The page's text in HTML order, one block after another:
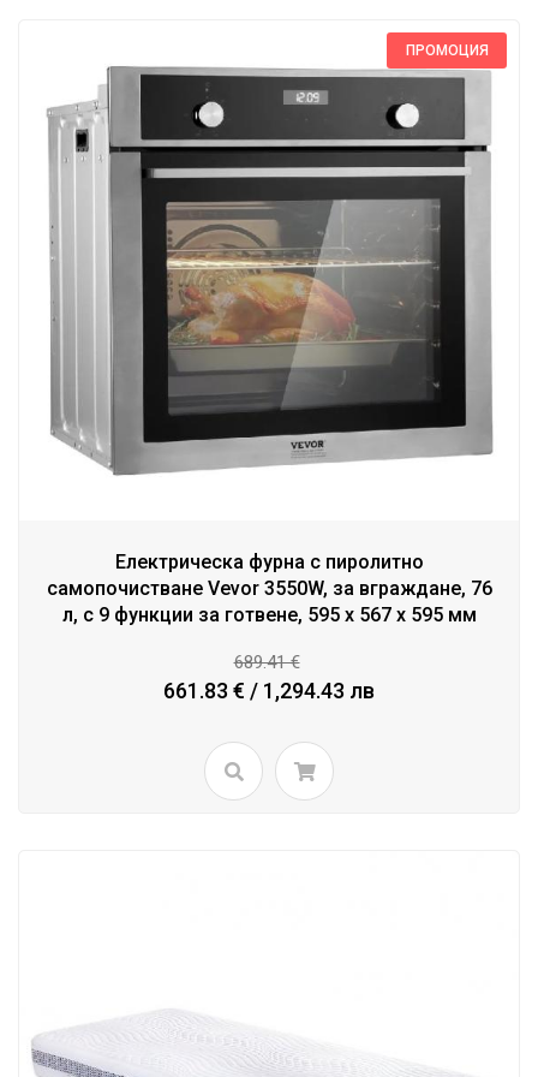
ПРОМОЦИЯ
Eлектрическа фурна с пиролитно
самопочистване Vevor 3550W, за вграждане, 76
л, с 9 функции за готвене, 595 x 567 x 595 мм
689.41 €
661.83 € / 1,294.43 лв